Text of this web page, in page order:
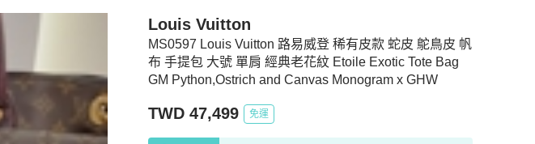
MS0597 Louis Vuitton 路易威登 稀有皮款 蛇皮 鴕鳥皮 帆
布 手提包 大號 單肩 經典老花紋 Etoile Exotic Tote Bag
GM Python,Ostrich and Canvas Monogram x GHW
Louis Vuitton
TWD 47,499 免運